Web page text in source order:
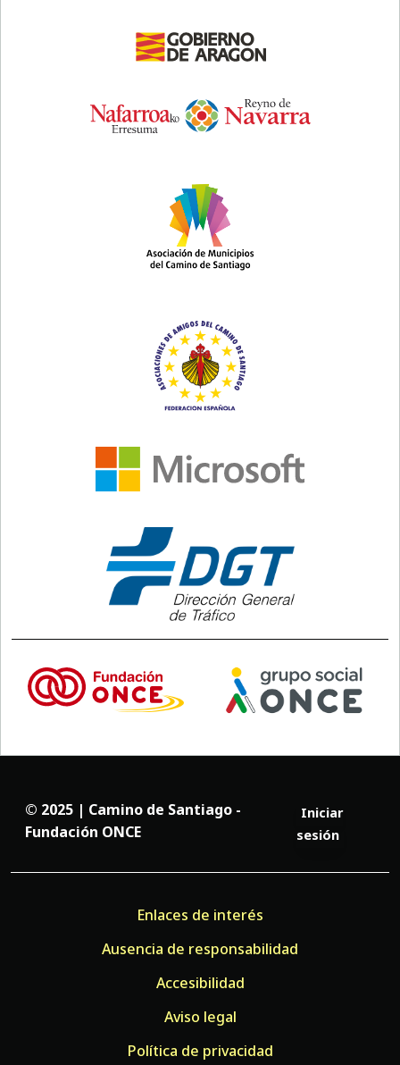
© 2025 | Camino de Santiago -
Fundación ONCE
Iniciar
sesión
Enlaces de interés
Ausencia de responsabilidad
Accesibilidad
Aviso legal
Política de privacidad